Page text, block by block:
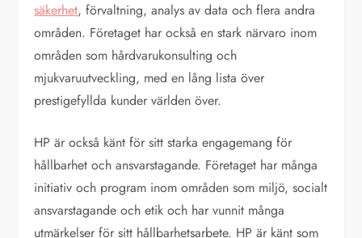
säkerhet, förvaltning, analys av data och flera andra
områden. Företaget har också en stark närvaro inom
områden som hårdvarukonsulting och
mjukvaruutveckling, med en lång lista över
prestigefyllda kunder världen över.
HP är också känt för sitt starka engagemang för
hållbarhet och ansvarstagande. Företaget har många
initiativ och program inom områden som miljö, socialt
ansvarstagande och etik och har vunnit många
utmärkelser för sitt hållbarhetsarbete. HP är känt som